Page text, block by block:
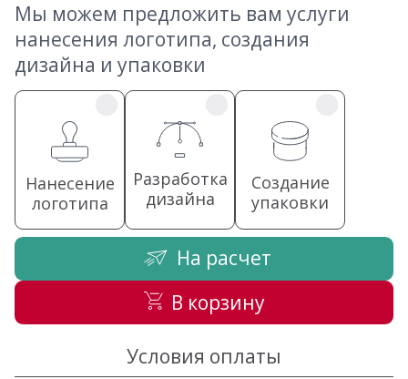
Мы можем предложить вам услуги
нанесения логотипа, создания
дизайна и упаковки
Нанесение
логотипа
Разработка
дизайна
Создание
упаковки
На расчет
В корзину
Условия оплаты